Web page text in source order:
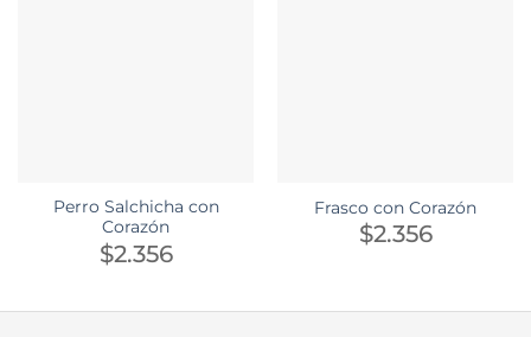
Perro Salchicha con
Corazón
$2.356
Frasco con Corazón
$2.356